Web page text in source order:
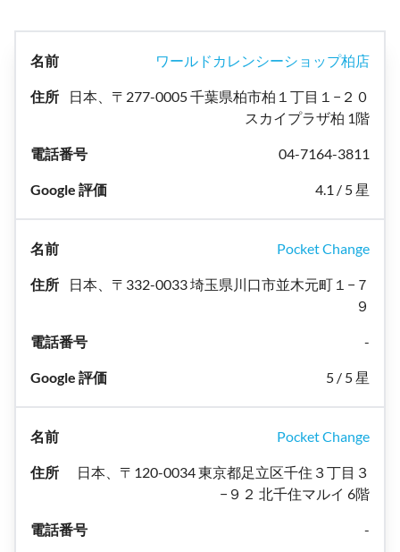
ワールドカレンシーショップ柏店
日本、〒277-0005 千葉県柏市柏１丁目１−２０
スカイプラザ柏 1階
04-7164-3811
4.1 / 5 星
Pocket Change
日本、〒332-0033 埼玉県川口市並木元町１−７
９
-
5 / 5 星
Pocket Change
日本、〒120-0034 東京都足立区千住３丁目３
−９２ 北千住マルイ 6階
-